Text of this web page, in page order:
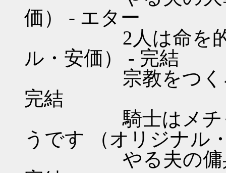
価） - エター
2人は命を的に
ル・安価） - 完結
宗教をつくろう!
完結
騎士はメチャシ
うです （オリジナル
やる夫の傭兵道